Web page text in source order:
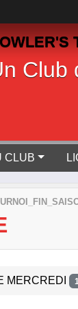
Club
CLUB
MERCREDI 1